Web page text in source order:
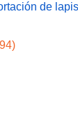
de